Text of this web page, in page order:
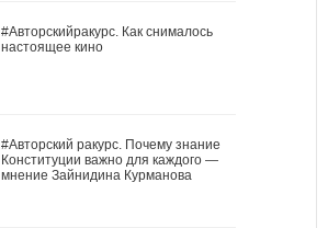
#Авторскийракурс. Как снималось
настоящее кино
#Авторский ракурс. Почему знание
Конституции важно для каждого —
мнение Зайнидина Курманова